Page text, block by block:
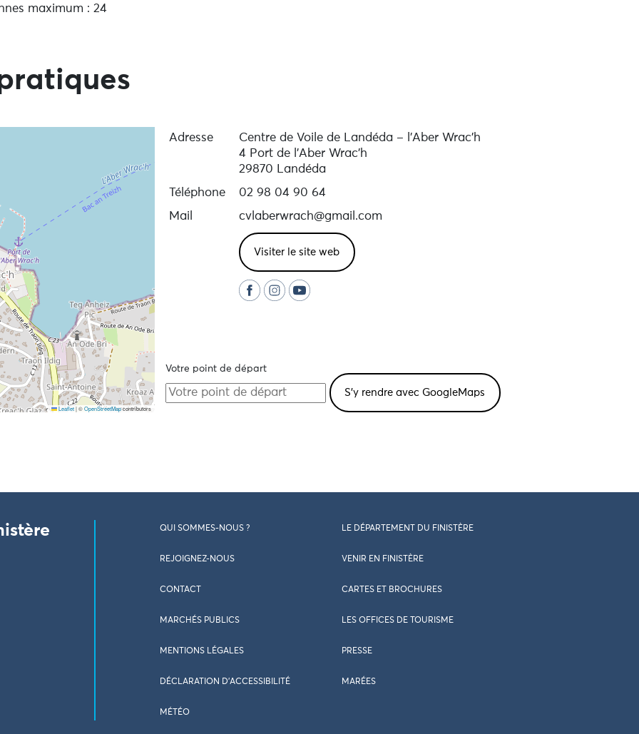
maximum : 24
Leaflet |©OpenStreetMapcontributors
Adresse
Centre de Voile de Landéda – l’Aber Wrac’h
4 Port de l'Aber Wrac'h
29870 Landéda
Téléphone
02 98 04 90 64
Mail
cvlaberwrach@gmail.com
Visiter le site web
Votre point de départ
QUI SOMMES-NOUS ? LE DÉPARTEMENT DU FINISTÈRE
REJOIGNEZ-NOUS VENIR EN FINISTÈRE
CONTACT CARTES ET BROCHURES
MARCHÉS PUBLICS LES OFFICES DE TOURISME
MENTIONS LÉGALES PRESSE
DÉCLARATION D’ACCESSIBILITÉ MARÉES
MÉTÉO